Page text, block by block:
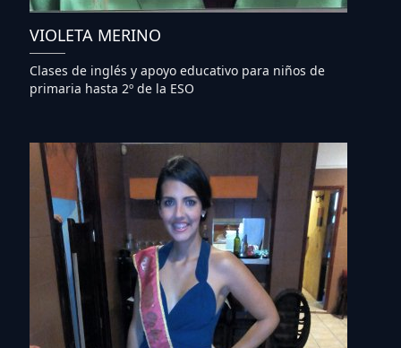
VIOLETA MERINO
Clases de inglés y apoyo educativo para niños de
primaria hasta 2º de la ESO